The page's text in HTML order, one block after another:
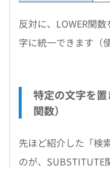
反対に、LOWER関
字に統一できます（
特定の文字を
関数）
先ほど紹介した「検
のが、SUBSTITUTE